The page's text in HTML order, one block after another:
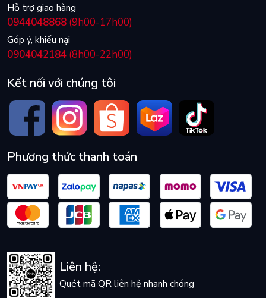
Hỗ trợ giao hàng
0944048868 (9h00-17h00)
Góp ý, khiếu nại
0904042184 (8h00-22h00)
Kết nối với chúng tôi
Phương thức thanh toán
Liên hệ:
Quét mã QR liên hệ nhanh chóng